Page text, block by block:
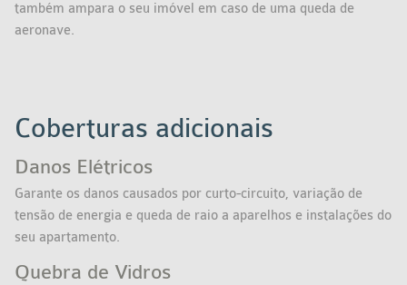
também ampara o seu imóvel em caso de uma queda de
aeronave.
Coberturas adicionais
Danos Elétricos
Garante os danos causados por curto-circuito, variação de
tensão de energia e queda de raio a aparelhos e instalações do
seu apartamento.
Quebra de Vidros